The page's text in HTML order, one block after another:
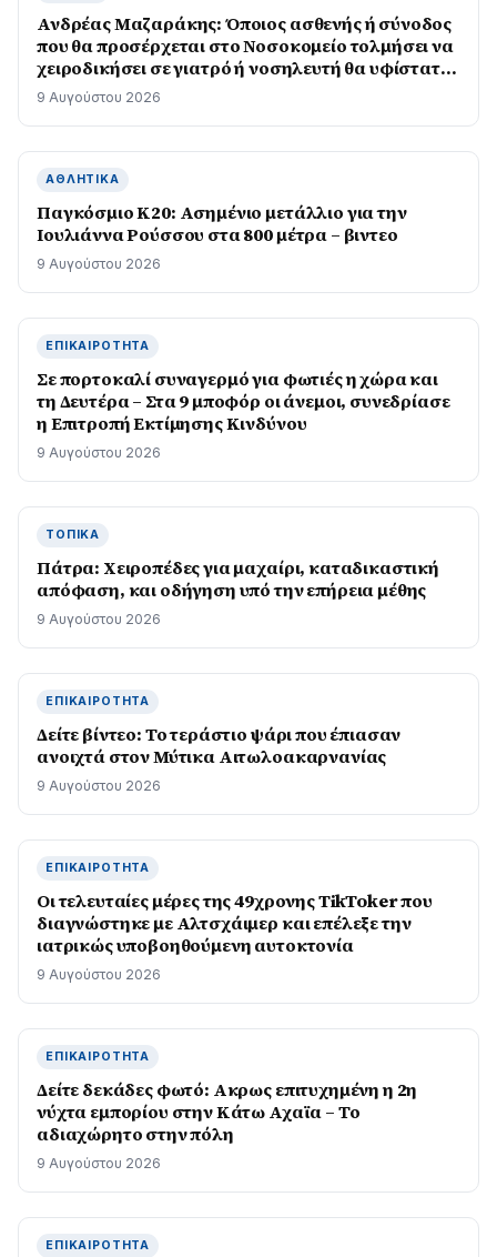
Ανδρέας Μαζαράκης: Όποιος ασθενής ή σύνοδος
που θα προσέρχεται στο Νοσοκομείο τολμήσει να
χειροδικήσει σε γιατρό ή νοσηλευτή θα υφίσταται
άμεσα τις συνέπειες που προβλέπονται από το
νόμο
9 Αυγούστου 2026
ΑΘΛΗΤΙΚΆ
Παγκόσμιο Κ20: Ασημένιο μετάλλιο για την
Ιουλιάννα Ρούσσου στα 800 μέτρα – βιντεο
9 Αυγούστου 2026
ΕΠΙΚΑΙΡΌΤΗΤΑ
Σε πορτοκαλί συναγερμό για φωτιές η χώρα και
τη Δευτέρα – Στα 9 μποφόρ οι άνεμοι, συνεδρίασε
η Επιτροπή Εκτίμησης Κινδύνου
9 Αυγούστου 2026
ΤΟΠΙΚΆ
Πάτρα: Χειροπέδες για μαχαίρι, καταδικαστική
απόφαση, και οδήγηση υπό την επήρεια μέθης
9 Αυγούστου 2026
ΕΠΙΚΑΙΡΌΤΗΤΑ
Δείτε βίντεο: Το τεράστιο ψάρι που έπιασαν
ανοιχτά στον Μύτικα Αιτωλοακαρνανίας
9 Αυγούστου 2026
ΕΠΙΚΑΙΡΌΤΗΤΑ
Οι τελευταίες μέρες της 49χρονης TikToker που
διαγνώστηκε με Αλτσχάιμερ και επέλεξε την
ιατρικώς υποβοηθούμενη αυτοκτονία
9 Αυγούστου 2026
ΕΠΙΚΑΙΡΌΤΗΤΑ
Δείτε δεκάδες φωτό: Ακρως επιτυχημένη η 2η
νύχτα εμπορίου στην Κάτω Αχαϊα – Το
αδιαχώρητο στην πόλη
9 Αυγούστου 2026
ΕΠΙΚΑΙΡΌΤΗΤΑ